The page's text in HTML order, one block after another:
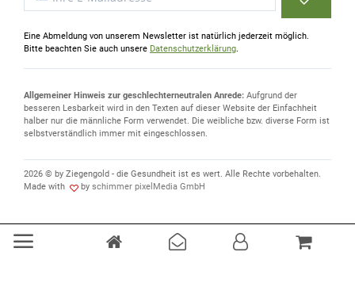
Eine Abmeldung von unserem Newsletter ist natürlich jederzeit möglich.
Bitte beachten Sie auch unsere Datenschutzerklärung.
Allgemeiner Hinweis zur geschlechterneutralen Anrede: Aufgrund der
besseren Lesbarkeit wird in den Texten auf dieser Website der Einfachheit
halber nur die männliche Form verwendet. Die weibliche bzw. diverse Form ist
selbstverständlich immer mit eingeschlossen.
2026 © by Ziegengold - die Gesundheit ist es wert. Alle Rechte vorbehalten.
Made with
by schimmer pixelMedia GmbH